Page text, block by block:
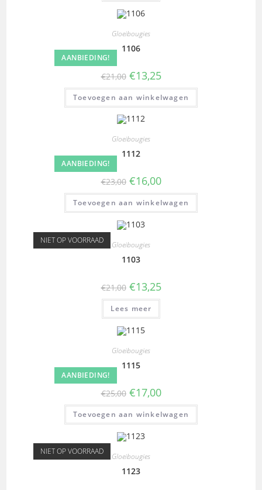
AANBIEDING!
Gloeibougies
1106
€21,00 €13,25
Toevoegen aan winkelwagen
AANBIEDING!
Gloeibougies
1112
€23,00 €16,00
Toevoegen aan winkelwagen
NIET OP VOORRAAD Gloeibougies
1103
€21,00 €13,25
Lees meer
AANBIEDING!
Gloeibougies
1115
€25,00 €17,00
Toevoegen aan winkelwagen
NIET OP VOORRAAD Gloeibougies
1123